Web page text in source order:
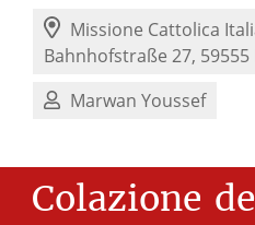
Missione Cattolica
Bahnhofstraße 27,
Marwan Youssef
Colazione